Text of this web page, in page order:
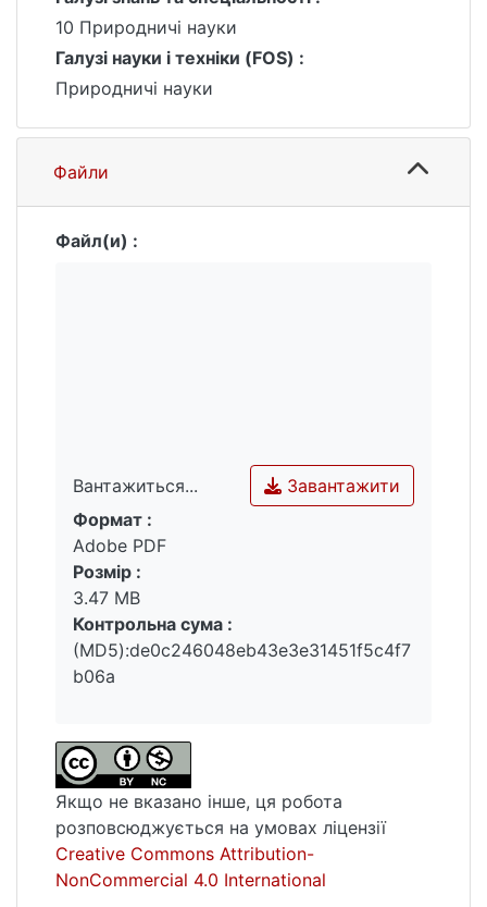
природними ресурсами Київської області.
10 Природничі науки
Галузі науки і техніки (FOS) :
Природничі науки
Файли
Файл(и) :
Вантажиться...
Вантажиться...
Завантажити
Формат :
Adobe PDF
Розмір :
3.47 MB
Контрольна сума :
(MD5):de0c246048eb43e3e31451f5c4f7
b06a
Якщо не вказано інше, ця робота
розповсюджується на умовах ліцензії
Creative Commons Attribution-
NonCommercial 4.0 International